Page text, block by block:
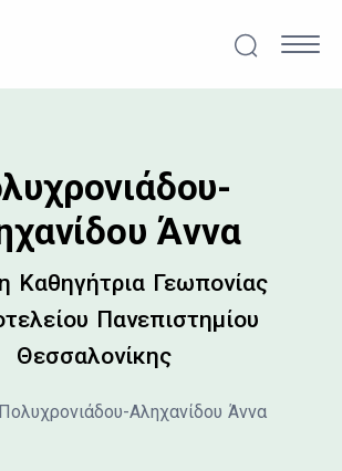
περιεχόμενο
Άννα
Καθηγήτρια Γεωπονίας
Πανεπιστημίου
Θεσσαλονίκης
Πολυχρονιάδου-Αληχανίδου Άννα